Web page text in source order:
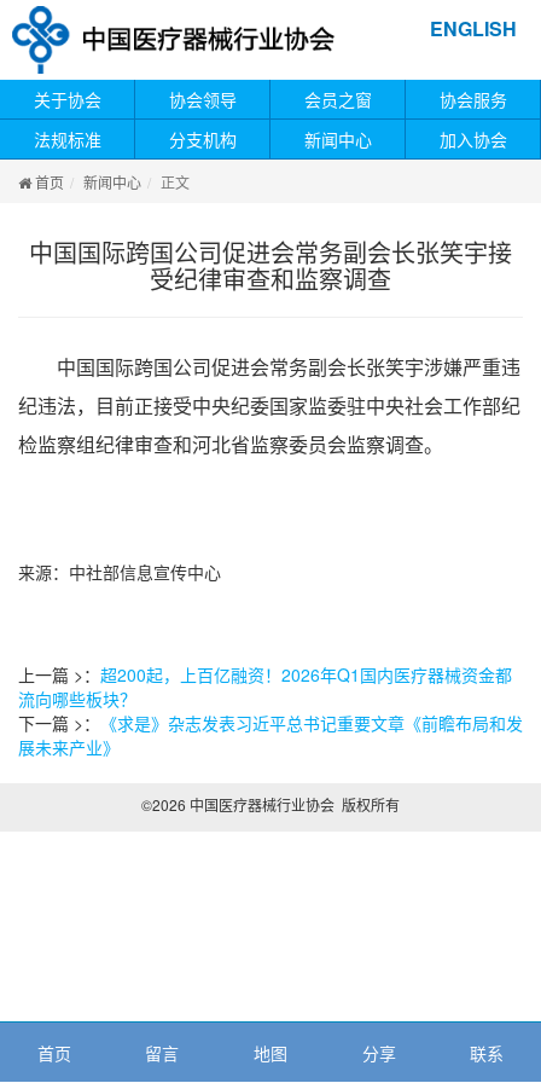
ENGLISH
关于协会 协会领导 会员之窗
协会服务
法规标准
分支机构 新闻中心 加入协会
首页 新闻中心 正文
中国国际跨国公司促进会常务副会长张笑宇接
受纪律审查和监察调查
中国国际跨国公司促进会常务副会长张笑宇涉嫌严重违
纪违法，目前正接受中央纪委国家监委驻中央社会工作部纪
检监察组纪律审查和河北省监察委员会监察调查。
来源：中社部信息宣传中心
上一篇 >： 超200起，上百亿融资！2026年Q1国内医疗器械资金都
流向哪些板块？
下一篇 >：
《求是》杂志发表习近平总书记重要文章《前瞻布局和发
展未来产业》
©2026 中国医疗器械行业协会 版权所有
首页 留言 地图 分享 联系